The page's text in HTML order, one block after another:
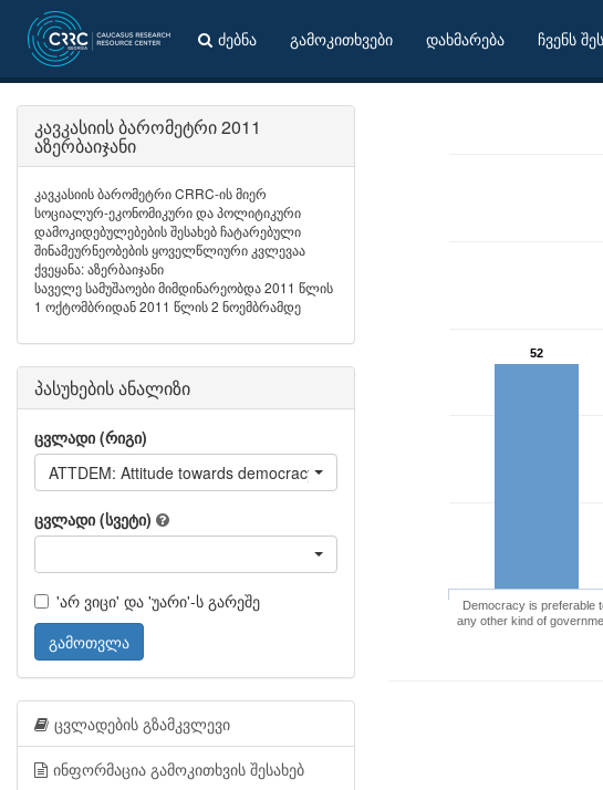
ძებნა გამოკითხვები დახმარება ჩვენს
52
Democracy is preferable
any other kind of
კავკასიის ბარომეტრი 2011
აზერბაიჯანი
კავკასიის ბარომეტრი CRRC-ის მიერ
სოციალურ-ეკონომიკური და პოლიტიკური
დამოკიდებულებების შესახებ ჩატარებული
შინამეურნეობების ყოველწლიური კვლევაა
ქვეყანა: აზერბაიჯანი
საველე სამუშაოები მიმდინარეობდა 2011 წლის
1 ოქტომბრიდან 2011 წლის 2 ნოემბრამდე
პასუხების ანალიზი
ცვლადი (რიგი)
ATTDEM: Attitude towards democracy
ცვლადი (სვეტი)
'არ ვიცი' და 'უარი'-ს გარეშე
გამოთვლა
ცვლადების გზამკვლევი
ინფორმაცია გამოკითხვის შესახებ